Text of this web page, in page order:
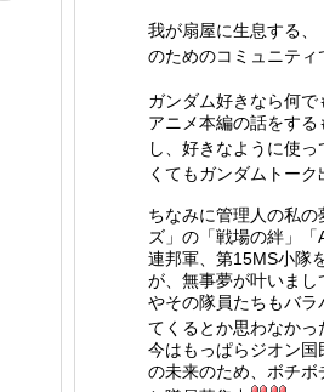
我が扇屋に生息する
のためのコミュニティ
ガンダム好きなら何で
アニメ本編の話をす
し、好きなように使っ
くてもガンダムトー
ちなみに管理人の私
ズ」の「戦場の絆」
連邦軍、第15MS小隊
が、無事夢が叶いま
やその隊員たちもバラ
てくるとか思わなかっ
今はもっぱらジオン国
の未来のため、ボチ